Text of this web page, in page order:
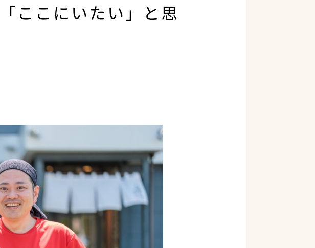
ここにいたい」と思